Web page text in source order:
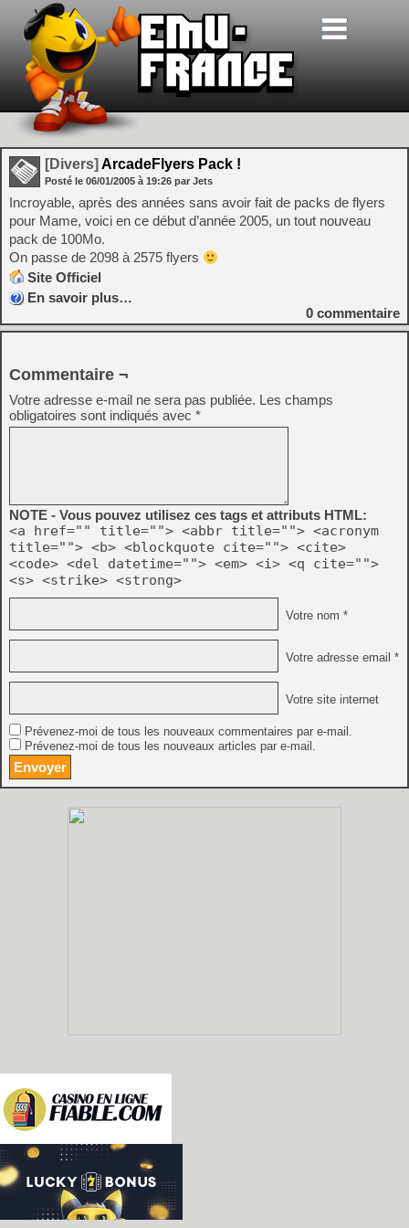
[Divers] ArcadeFlyers Pack !
Posté le 06/01/2005 à 19:26 par Jets
Incroyable, après des années sans avoir fait de packs de flyers
pour Mame, voici en ce début d’année 2005, un tout nouveau
pack de 100Mo.
On passe de 2098 à 2575 flyers
Site Officiel
En savoir plus…
0 commentaire
Commentaire ¬
Votre adresse e-mail ne sera pas publiée. Les champs
obligatoires sont indiqués avec *
NOTE - Vous pouvez utilisez ces tags et attributs HTML:
<a href="" title=""> <abbr title=""> <acronym
title=""> <b> <blockquote cite=""> <cite>
<code> <del datetime=""> <em> <i> <q cite="">
<s> <strike> <strong>
Votre nom *
Votre adresse email *
Votre site internet
Prévenez-moi de tous les nouveaux commentaires par e-mail.
Prévenez-moi de tous les nouveaux articles par e-mail.